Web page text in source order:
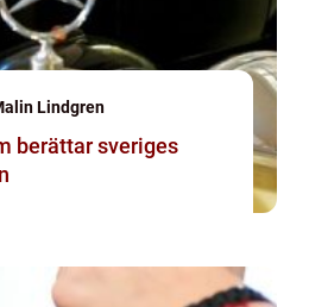
Lindgren
berättar sveriges